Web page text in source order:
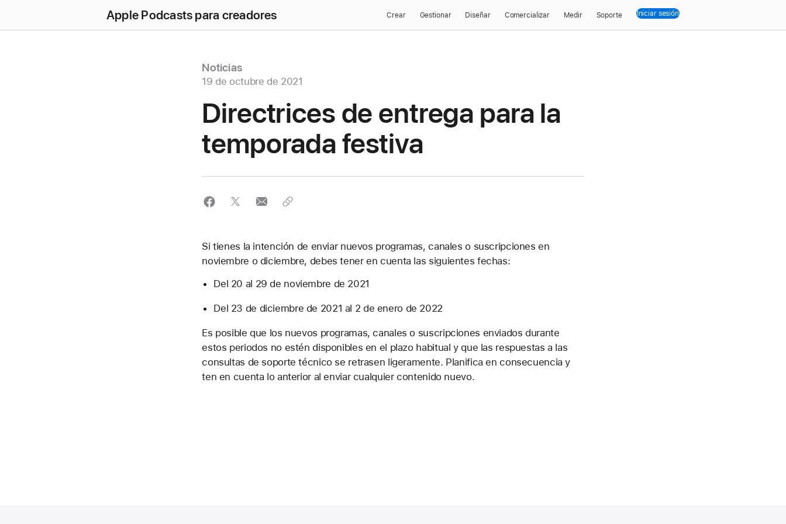
Apple Podcasts para creadores Crear Gestionar Diseñar Comercializar Medir Soporte Iniciar sesión
Noticias
19 de octubre de 2021
Directrices de entrega para la
temporada festiva
Si tienes la intención de enviar nuevos programas, canales o suscripciones en
noviembre o diciembre, debes tener en cuenta las siguientes fechas:
Del 20 al 29 de noviembre de 2021
Del 23 de diciembre de 2021 al 2 de enero de 2022
Es posible que los nuevos programas, canales o suscripciones enviados durante
estos periodos no estén disponibles en el plazo habitual y que las respuestas a las
consultas de soporte técnico se retrasen ligeramente. Planifica en consecuencia y
ten en cuenta lo anterior al enviar cualquier contenido nuevo.